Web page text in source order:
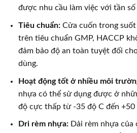
được nhu cầu làm việc với tần
Tiêu chuẩn:Cửa cuốn trong
trên tiêu chuẩn GMP, HACCP
đảm bảo độ an toàn tuyệt đối
dùng.
Hoạt động tốt ở nhiều môi
nhựa có thể sử dụng được ở
độ cực thấp từ -35 độ C đến +50
Dri rèm nhựa:Dải rèm nhựa của